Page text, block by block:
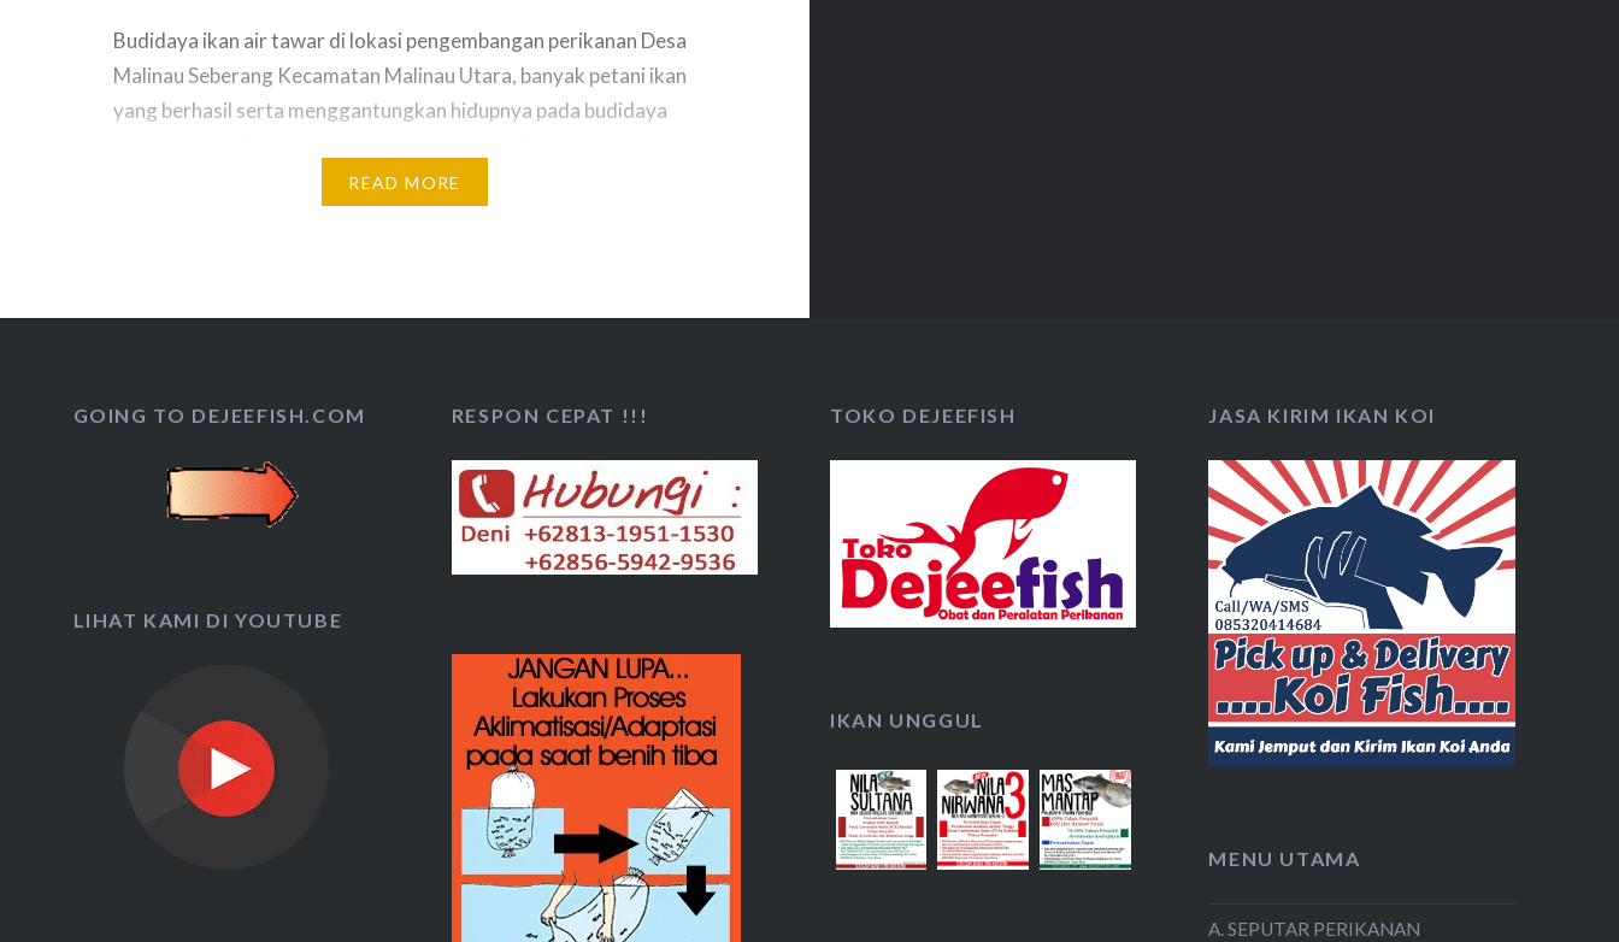
Budidaya ikan air tawar di lokasi pengembangan perikanan Desa
Malinau Seberang Kecamatan Malinau Utara, banyak petani ikan
yang berhasil serta menggantungkan hidupnya pada budidaya
sumber perekonomian orang-orang yang menjanjikan. Pada
lokasi itu ada seputar 150 kolam ikan punya 60-an warga yang
READ MORE
GOING TO DEJEEFISH.COM RESPON CEPAT !!! TOKO DEJEEFISH JASA KIRIM IKAN KOI
LIHAT KAMI DI YOUTUBE
IKAN UNGGUL
MENU UTAMA
A. SEPUTAR PERIKANAN